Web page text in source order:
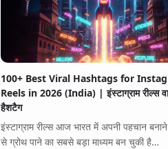
100+ Best Viral Hashtags for
Reels in 2026 (India) | इंस्टाग्राम रील्स
हैशटैग
इंस्टाग्राम रील्स आज भारत में अपनी पहचान
से ग्रोथ पाने का सबसे बड़ा माध्यम बन चुकी है…